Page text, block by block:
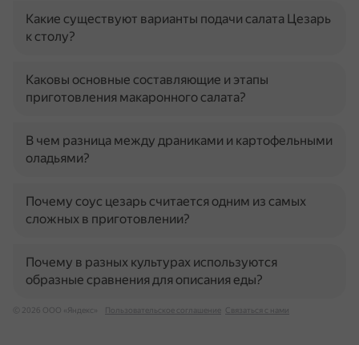
Какие существуют варианты подачи салата Цезарь
к столу?
Каковы основные составляющие и этапы
приготовления макаронного салата?
В чем разница между драниками и картофельными
оладьями?
Почему соус цезарь считается одним из самых
сложных в приготовлении?
Почему в разных культурах используются
образные сравнения для описания еды?
© 2026 ООО «Яндекс» Пользовательское соглашение Связаться с нами